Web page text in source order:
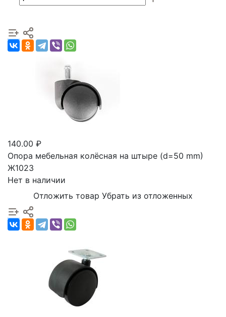
140.00 ₽
Опора мебельная колёсная на штыре (d=50 mm)
Ж1023
Нет в наличии
Отложить товар Убрать из отложенных